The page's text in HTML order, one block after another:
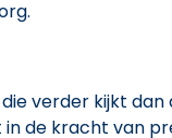
verder kijkt dan
in de kracht van